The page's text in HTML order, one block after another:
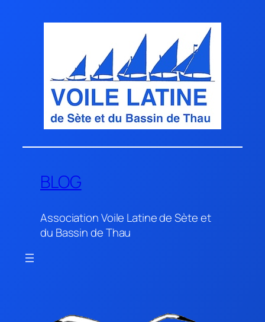
BLOG
Association Voile Latine de Sète et
du Bassin de Thau